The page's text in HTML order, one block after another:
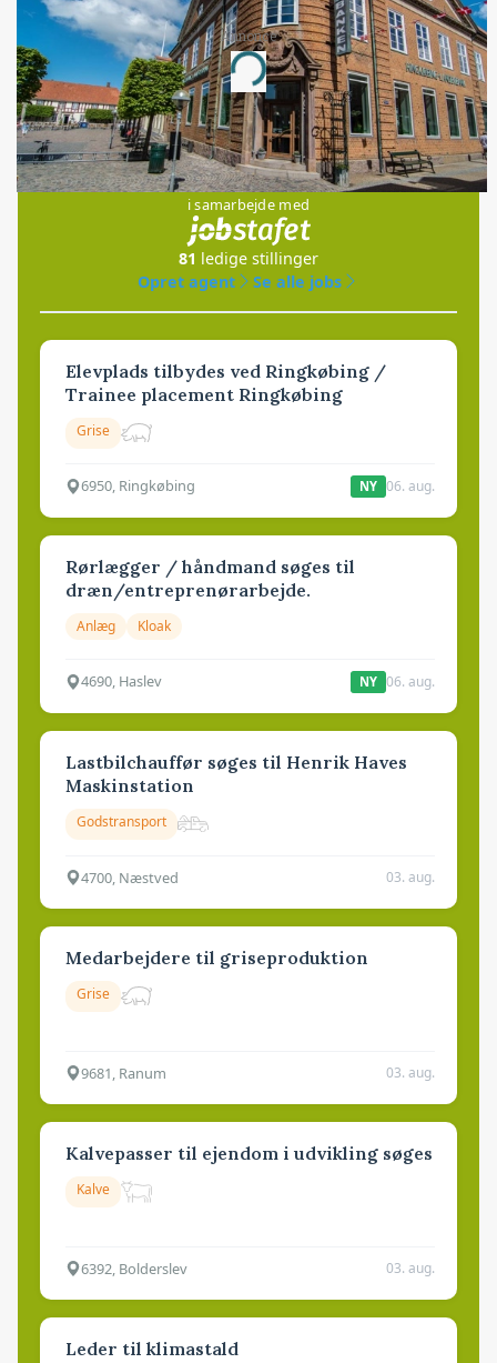
Annonce
Loading...
Jobs
i samarbejde med
81 ledige stillinger
Opret agent
Se alle jobs
Elevplads tilbydes ved Ringkøbing /
Trainee placement Ringkøbing
Grise
6950, Ringkøbing NY 06. aug.
Rørlægger / håndmand søges til
dræn/entreprenørarbejde.
Anlæg Kloak
4690, Haslev NY 06. aug.
Lastbilchauffør søges til Henrik Haves
Maskinstation
Godstransport
4700, Næstved 03. aug.
Medarbejdere til griseproduktion
Grise
9681, Ranum 03. aug.
Kalvepasser til ejendom i udvikling søges
Kalve
6392, Bolderslev 03. aug.
Leder til klimastald